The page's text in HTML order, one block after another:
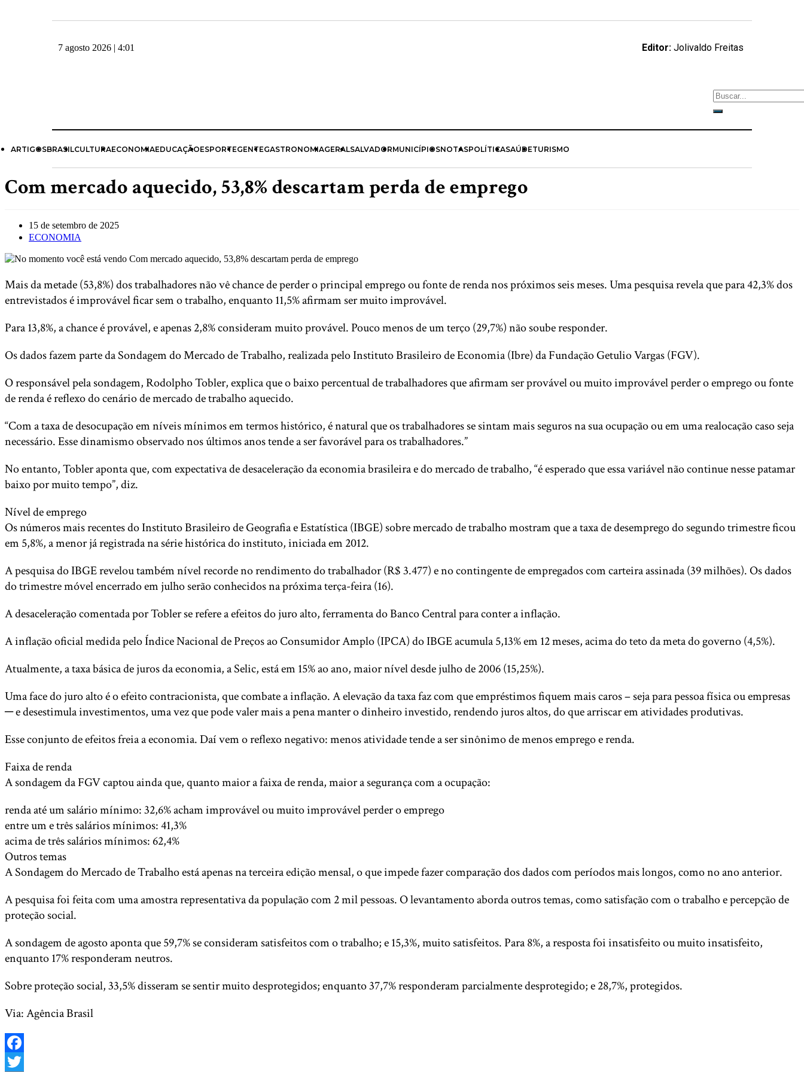
7 agosto 2026 | 4:01 Editor:Jolivaldo Freitas
ARTIGOSBRASILCULTURAECONOMIAEDUCAÇÃOESPORTEGENTEGASTRONOMIAGERALSALVADORMUNICÍPIOSNOTASPOLÍTICASAÚDETURISMO
Com mercado aquecido, 53,8% descartam perda de emprego
15 de setembro de 2025
ECONOMIA
Mais da metade (53,8%) dos trabalhadores não vê chance de perder o principal emprego ou fonte de renda nos próximos seis meses. Uma pesquisa revela que para 42,3% dos
entrevistados é improvável ficar sem o trabalho, enquanto 11,5% afirmam ser muito improvável.
Para 13,8%, a chance é provável, e apenas 2,8% consideram muito provável. Pouco menos de um terço (29,7%) não soube responder.
Os dados fazem parte da Sondagem do Mercado de Trabalho, realizada pelo Instituto Brasileiro de Economia (Ibre) da Fundação Getulio Vargas (FGV).
O responsável pela sondagem, Rodolpho Tobler, explica que o baixo percentual de trabalhadores que afirmam ser provável ou muito improvável perder o emprego ou fonte
de renda é reflexo do cenário de mercado de trabalho aquecido.
“Com a taxa de desocupação em níveis mínimos em termos histórico, é natural que os trabalhadores se sintam mais seguros na sua ocupação ou em uma realocação caso seja
necessário. Esse dinamismo observado nos últimos anos tende a ser favorável para os trabalhadores.”
No entanto, Tobler aponta que, com expectativa de desaceleração da economia brasileira e do mercado de trabalho, “é esperado que essa variável não continue nesse patamar
baixo por muito tempo”, diz.
Nível de emprego
Os números mais recentes do Instituto Brasileiro de Geografia e Estatística (IBGE) sobre mercado de trabalho mostram que a taxa de desemprego do segundo trimestre ficou
em 5,8%, a menor já registrada na série histórica do instituto, iniciada em 2012.
A pesquisa do IBGE revelou também nível recorde no rendimento do trabalhador (R$ 3.477) e no contingente de empregados com carteira assinada (39 milhões). Os dados
do trimestre móvel encerrado em julho serão conhecidos na próxima terça-feira (16).
A desaceleração comentada por Tobler se refere a efeitos do juro alto, ferramenta do Banco Central para conter a inflação.
A inflação oficial medida pelo Índice Nacional de Preços ao Consumidor Amplo (IPCA) do IBGE acumula 5,13% em 12 meses, acima do teto da meta do governo (4,5%).
Atualmente, a taxa básica de juros da economia, a Selic, está em 15% ao ano, maior nível desde julho de 2006 (15,25%).
Uma face do juro alto é o efeito contracionista, que combate a inflação. A elevação da taxa faz com que empréstimos fiquem mais caros – seja para pessoa física ou empresas
─ e desestimula investimentos, uma vez que pode valer mais a pena manter o dinheiro investido, rendendo juros altos, do que arriscar em atividades produtivas.
Esse conjunto de efeitos freia a economia. Daí vem o reflexo negativo: menos atividade tende a ser sinônimo de menos emprego e renda.
Faixa de renda
A sondagem da FGV captou ainda que, quanto maior a faixa de renda, maior a segurança com a ocupação:
renda até um salário mínimo: 32,6% acham improvável ou muito improvável perder o emprego
entre um e três salários mínimos: 41,3%
acima de três salários mínimos: 62,4%
Outros temas
A Sondagem do Mercado de Trabalho está apenas na terceira edição mensal, o que impede fazer comparação dos dados com períodos mais longos, como no ano anterior.
A pesquisa foi feita com uma amostra representativa da população com 2 mil pessoas. O levantamento aborda outros temas, como satisfação com o trabalho e percepção de
proteção social.
A sondagem de agosto aponta que 59,7% se consideram satisfeitos com o trabalho; e 15,3%, muito satisfeitos. Para 8%, a resposta foi insatisfeito ou muito insatisfeito,
enquanto 17% responderam neutros.
Sobre proteção social, 33,5% disseram se sentir muito desprotegidos; enquanto 37,7% responderam parcialmente desprotegido; e 28,7%, protegidos.
Via: Agência Brasil
Facebook